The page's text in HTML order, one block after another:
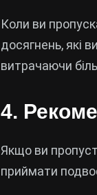
Коли ви
досягнень, які
витрачаючи
4.
Якщо ви
приймати